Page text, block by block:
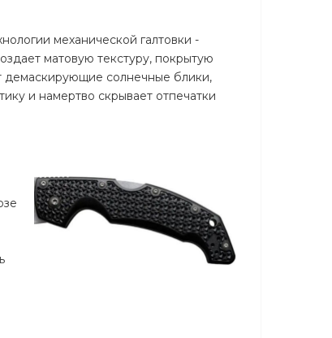
механической галтовки -
матовую текстуру, покрытую
демаскирующие солнечные блики,
и намертво скрывает отпечатки